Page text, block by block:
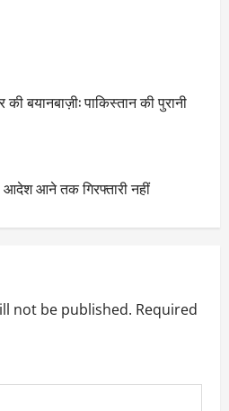
बयानबाज़ी: पाकिस्तान की पुरानी
आदेश आने तक गिरफ्तारी नहीं
not be published. Required